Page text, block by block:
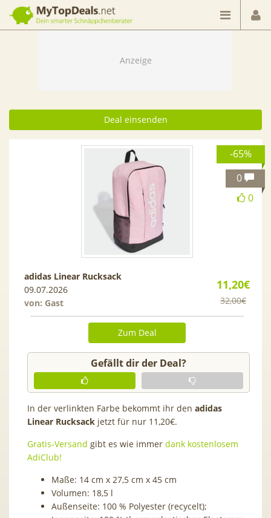
Dein smarter Schnäppchenberater
Deal einsenden
-65%
0
0
11,20€
32,00€
adidas Linear Rucksack
09.07.2026
von: Gast
Zum Deal
Gefällt dir der Deal?
In der verlinkten Farbe bekommt ihr den adidas
Linear Rucksack jetzt für nur 11,20€.
Gratis-Versand gibt es wie immer dank kostenlosem
AdiClub!
Maße: 14 cm x 27,5 cm x 45 cm
Volumen: 18,5 l
Außenseite: 100 % Polyester (recycelt);